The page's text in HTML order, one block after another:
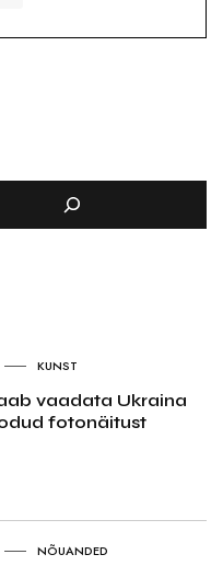
KUNST
vaadata Ukraina
fotonäitust
NÕUANDED